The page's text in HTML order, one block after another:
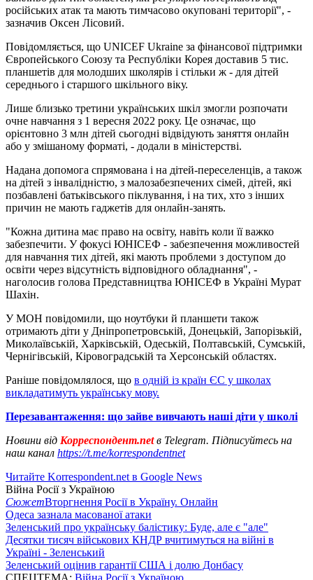
російських атак та мають тимчасово окуповані території", -
зазначив Оксен Лісовий.
Повідомляється, що UNICEF Ukraine за фінансової підтримки
Європейського Союзу та Республіки Корея доставив 5 тис.
планшетів для молодших школярів і стільки ж - для дітей
середнього і старшого шкільного віку.
Лише близько третини українських шкіл змогли розпочати
очне навчання з 1 вересня 2022 року. Це означає, що
орієнтовно 3 млн дітей сьогодні відвідують заняття онлайн
або у змішаному форматі, - додали в міністерстві.
Надана допомога спрямована і на дітей-переселенців, а також
на дітей з інвалідністю, з малозабезпечених сімей, дітей, які
позбавлені батьківського піклування, і на тих, хто з інших
причин не мають гаджетів для онлайн-занять.
"Кожна дитина має право на освіту, навіть коли її важко
забезпечити. У фокусі ЮНІСЕФ - забезпечення можливостей
для навчання тих дітей, які мають проблеми з доступом до
освіти через відсутність відповідного обладнання", -
наголосив голова Представництва ЮНІСЕФ в Україні Мурат
Шахін.
У МОН повідомили, що ноутбуки й планшети також
отримають діти у Дніпропетровській, Донецькій, Запорізькій,
Миколаївській, Харківській, Одеській, Полтавській, Сумській,
Чернігівській, Кіровоградській та Херсонській областях.
Раніше повідомлялося, що в одній із країн ЄС у школах
викладатимуть українську мову.
Перезавантаження: що зайве вивчають наші діти у школі
Новини від Корреспондент.netв Telegram. Підписуйтесь на
наш канал https://t.me/korrespondentnet
Читайте Korrespondent.net в Google News
Війна Росії з Україною
СюжетВторгнення Росії в Україну. Онлайн
Одеса зазнала масованої атаки
Зеленський про українську балістику: Буде, але є "але"
Десятки тисяч військових КНДР вчитимуться на війні в
Україні - Зеленський
Зеленський оцінив гарантії США і долю Донбасу
СПЕЦТЕМА: Війна Росії з Україною